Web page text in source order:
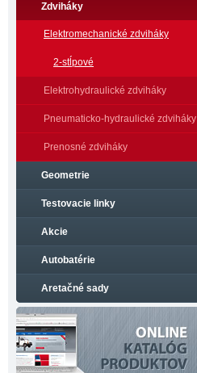
Zdviháky
Elektromechanické zdviháky
2-stĺpové
Elektrohydraulické zdviháky
Pneumaticko-hydraulické zdviháky
Prenosné zdviháky
Geometrie
Testovacie linky
Akcie
Autobatérie
Aretačné sady